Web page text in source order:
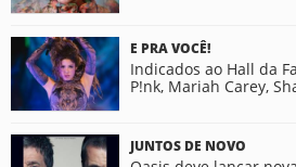
E PRA VOCÊ!
Indicados ao Hall da
P!nk, Mariah Carey,
JUNTOS DE NOVO